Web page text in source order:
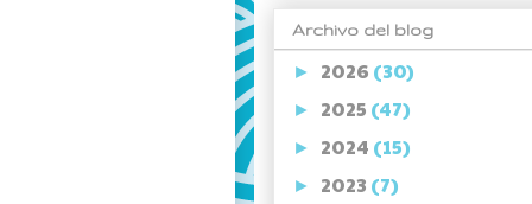
Archivo del blog
► 2026 (30)
► 2025 (47)
► 2024 (15)
► 2023 (7)